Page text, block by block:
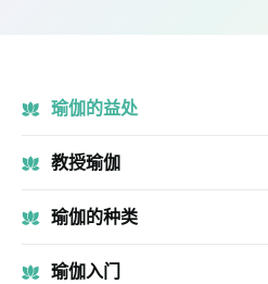
瑜伽的益处
教授瑜伽
瑜伽的种类
瑜伽入门